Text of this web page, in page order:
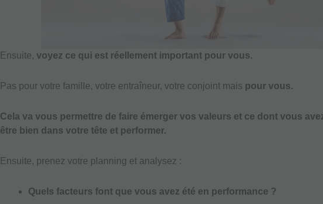
Ensuite, voyez ce qui est réellement important pour vous.
Pas pour votre famille, votre entraîneur, votre conjoint mais pour vous.
Cela va vous permettre de faire émerger vos valeurs et ce dont vous
être bien dans votre tête et performer.
Ensuite, prenez votre planning et analysez :
Quels facteurs font que vous avez été en performance ?